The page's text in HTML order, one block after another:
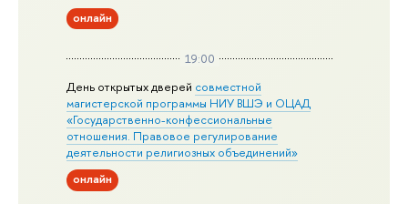
онлайн
19:00
День открытых дверей совместной
магистерской программы НИУ ВШЭ и ОЦАД
«Государственно-конфессиональные
отношения. Правовое регулирование
деятельности религиозных объединений»
онлайн